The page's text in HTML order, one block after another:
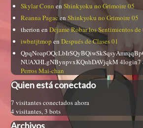
Skylar Conn enShinkyoku no Grimoire 05
Reanna PagacenShinkyoku no Grimoire 05
therion enDéjame Robar los Sentimientos de
iwbntjtmop enDespués de Clases 01
NUAXHLgNBynpvxKQnhDAVjqkM 4login7
Perros Mai-chan
Quien está conectado
7 visitantes conectados ahora
4 visitantes, 3 bots
Archivos